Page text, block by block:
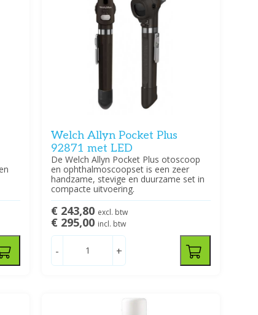
Welch Allyn Pocket Plus
92871 met LED
De Welch Allyn Pocket Plus otoscoop
en ophthalmoscoopset is een zeer
handzame, stevige en duurzame set in
compacte uitvoering.
€ 243,80 excl. btw
€ 295,00 incl. btw
- +